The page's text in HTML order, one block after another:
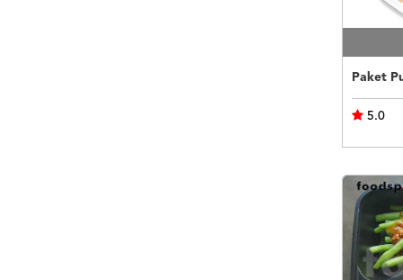
5.0